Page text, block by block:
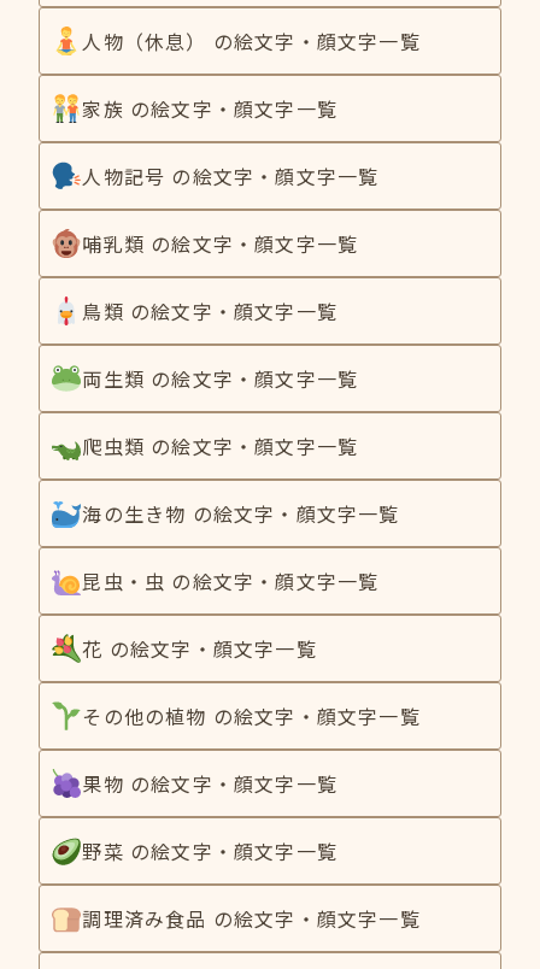
人物（休息） の絵文字・顔文字一覧
家族 の絵文字・顔文字一覧
人物記号 の絵文字・顔文字一覧
哺乳類 の絵文字・顔文字一覧
鳥類 の絵文字・顔文字一覧
両生類 の絵文字・顔文字一覧
爬虫類 の絵文字・顔文字一覧
海の生き物 の絵文字・顔文字一覧
昆虫・虫 の絵文字・顔文字一覧
花 の絵文字・顔文字一覧
その他の植物 の絵文字・顔文字一覧
果物 の絵文字・顔文字一覧
野菜 の絵文字・顔文字一覧
調理済み食品 の絵文字・顔文字一覧